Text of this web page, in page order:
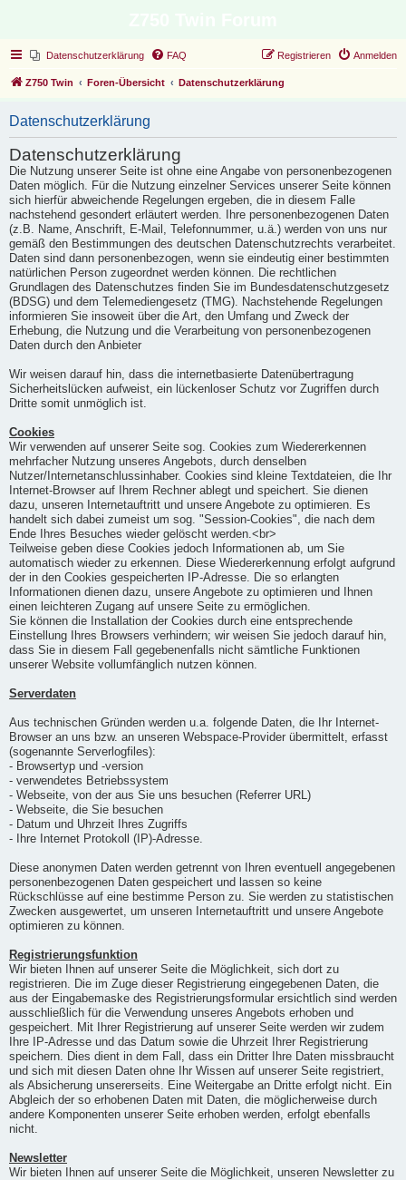
Datenschutzerklärung FAQ Anmelden
Registrieren
Z750 Twin Foren-Übersicht Datenschutzerklärung
Datenschutzerklärung
Datenschutzerklärung
Die Nutzung unserer Seite ist ohne eine Angabe von personenbezogenen
Daten möglich. Für die Nutzung einzelner Services unserer Seite können
sich hierfür abweichende Regelungen ergeben, die in diesem Falle
nachstehend gesondert erläutert werden. Ihre personenbezogenen Daten
(z.B. Name, Anschrift, E-Mail, Telefonnummer, u.ä.) werden von uns nur
gemäß den Bestimmungen des deutschen Datenschutzrechts verarbeitet.
Daten sind dann personenbezogen, wenn sie eindeutig einer bestimmten
natürlichen Person zugeordnet werden können. Die rechtlichen
Grundlagen des Datenschutzes finden Sie im Bundesdatenschutzgesetz
(BDSG) und dem Telemediengesetz (TMG). Nachstehende Regelungen
informieren Sie insoweit über die Art, den Umfang und Zweck der
Erhebung, die Nutzung und die Verarbeitung von personenbezogenen
Daten durch den Anbieter
Wir weisen darauf hin, dass die internetbasierte Datenübertragung
Sicherheitslücken aufweist, ein lückenloser Schutz vor Zugriffen durch
Dritte somit unmöglich ist.
Cookies
Wir verwenden auf unserer Seite sog. Cookies zum Wiedererkennen
mehrfacher Nutzung unseres Angebots, durch denselben
Nutzer/Internetanschlussinhaber. Cookies sind kleine Textdateien, die Ihr
Internet-Browser auf Ihrem Rechner ablegt und speichert. Sie dienen
dazu, unseren Internetauftritt und unsere Angebote zu optimieren. Es
handelt sich dabei zumeist um sog. "Session-Cookies", die nach dem
Ende Ihres Besuches wieder gelöscht werden.<br>
Teilweise geben diese Cookies jedoch Informationen ab, um Sie
automatisch wieder zu erkennen. Diese Wiedererkennung erfolgt aufgrund
der in den Cookies gespeicherten IP-Adresse. Die so erlangten
Informationen dienen dazu, unsere Angebote zu optimieren und Ihnen
einen leichteren Zugang auf unsere Seite zu ermöglichen.
Sie können die Installation der Cookies durch eine entsprechende
Einstellung Ihres Browsers verhindern; wir weisen Sie jedoch darauf hin,
dass Sie in diesem Fall gegebenenfalls nicht sämtliche Funktionen
unserer Website vollumfänglich nutzen können.
Serverdaten
Aus technischen Gründen werden u.a. folgende Daten, die Ihr Internet-
Browser an uns bzw. an unseren Webspace-Provider übermittelt, erfasst
(sogenannte Serverlogfiles):
- Browsertyp und -version
- verwendetes Betriebssystem
- Webseite, von der aus Sie uns besuchen (Referrer URL)
- Webseite, die Sie besuchen
- Datum und Uhrzeit Ihres Zugriffs
- Ihre Internet Protokoll (IP)-Adresse.
Diese anonymen Daten werden getrennt von Ihren eventuell angegebenen
personenbezogenen Daten gespeichert und lassen so keine
Rückschlüsse auf eine bestimme Person zu. Sie werden zu statistischen
Zwecken ausgewertet, um unseren Internetauftritt und unsere Angebote
optimieren zu können.
Registrierungsfunktion
Wir bieten Ihnen auf unserer Seite die Möglichkeit, sich dort zu
registrieren. Die im Zuge dieser Registrierung eingegebenen Daten, die
aus der Eingabemaske des Registrierungsformular ersichtlich sind werden
ausschließlich für die Verwendung unseres Angebots erhoben und
gespeichert. Mit Ihrer Registrierung auf unserer Seite werden wir zudem
Ihre IP-Adresse und das Datum sowie die Uhrzeit Ihrer Registrierung
speichern. Dies dient in dem Fall, dass ein Dritter Ihre Daten missbraucht
und sich mit diesen Daten ohne Ihr Wissen auf unserer Seite registriert,
als Absicherung unsererseits. Eine Weitergabe an Dritte erfolgt nicht. Ein
Abgleich der so erhobenen Daten mit Daten, die möglicherweise durch
andere Komponenten unserer Seite erhoben werden, erfolgt ebenfalls
nicht.
Newsletter
Wir bieten Ihnen auf unserer Seite die Möglichkeit, unseren Newsletter zu